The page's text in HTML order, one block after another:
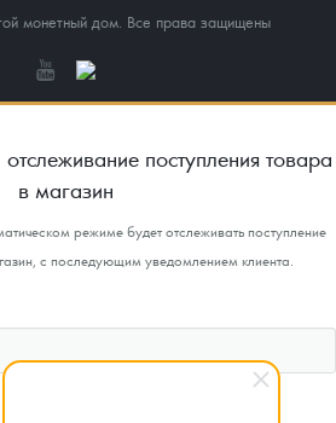
монетный дом. Все права защищены
поступления товара
в магазин
режиме будет отслеживать поступление
с последующим уведомлением клиента.